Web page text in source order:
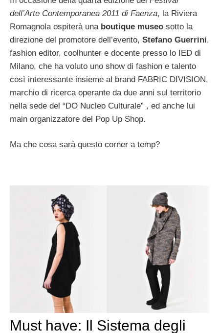
dell’Arte Contemporanea 2011 di Faenza, la Riviera
Romagnola ospiterà una boutique museo sotto la
direzione del promotore dell’evento, Stefano Guerrini,
fashion editor, coolhunter e docente presso lo IED di
Milano, che ha voluto uno show di fashion e talento
così interessante insieme al brand FABRIC DIVISION,
marchio di ricerca operante da due anni sul territorio
nella sede del “DO Nucleo Culturale” , ed anche lui
main organizzatore del Pop Up Shop.
Ma che cosa sarà questo corner a temp?
Must have: Il Sistema degli